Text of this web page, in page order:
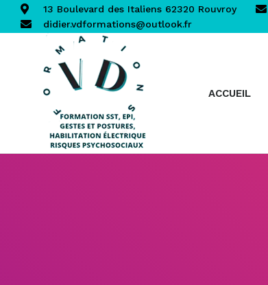
13 Boulevard des Italiens 62320 Rouvroy
didier.vdformations@outlook.fr
ACCUEIL